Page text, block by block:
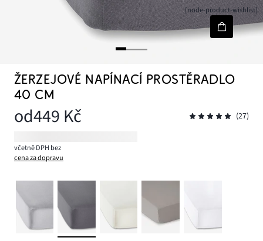
[node-product-wishlist]
ŽERZEJOVÉ NAPÍNACÍ PROSTĚRADLO
40 CM
od449 Kč (27)
včetně DPH bez
cena za dopravu